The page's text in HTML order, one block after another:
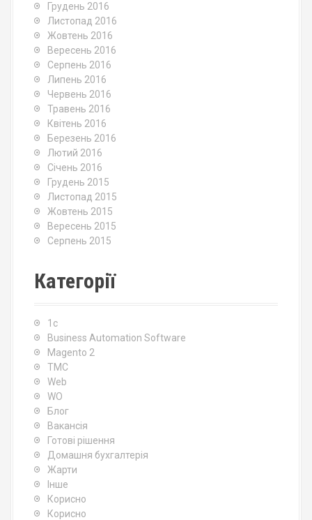
Грудень 2016
Листопад 2016
Жовтень 2016
Вересень 2016
Серпень 2016
Липень 2016
Червень 2016
Травень 2016
Квітень 2016
Березень 2016
Лютий 2016
Січень 2016
Грудень 2015
Листопад 2015
Жовтень 2015
Вересень 2015
Серпень 2015
Категорії
1c
Business Automation Software
Magento 2
TMC
Web
WO
Блог
Вакансія
Готові рішення
Домашня бухгалтерія
Жарти
Інше
Корисно
Корисно